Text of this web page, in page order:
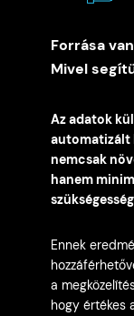
Forrása
Mivel
Az adatok
automatizált
nemcsak
hanem
Ennek
a
hogy értékes